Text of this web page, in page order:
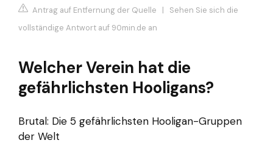
Antrag auf Entfernung der Quelle | Sehen Sie sich die
vollständige Antwort auf 90min.de an
Welcher Verein hat die
gefährlichsten Hooligans?
Brutal: Die 5 gefährlichsten Hooligan-Gruppen
der Welt